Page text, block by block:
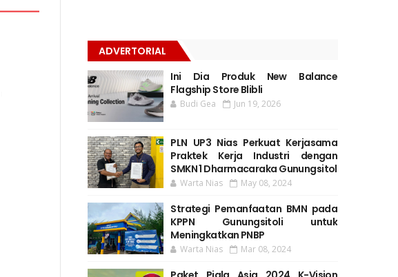
ADVERTORIAL
Ini Dia Produk New Balance
Flagship Store Blibli
Budi Gea Jun 19, 2026
PLN UP3 Nias Perkuat Kerjasama
Praktek Kerja Industri dengan
SMKN 1 Dharmacaraka Gunungsitol
Warta Nias May 08, 2024
Strategi Pemanfaatan BMN pada
KPPN Gunungsitoli untuk
Meningkatkan PNBP
Warta Nias Mar 08, 2024